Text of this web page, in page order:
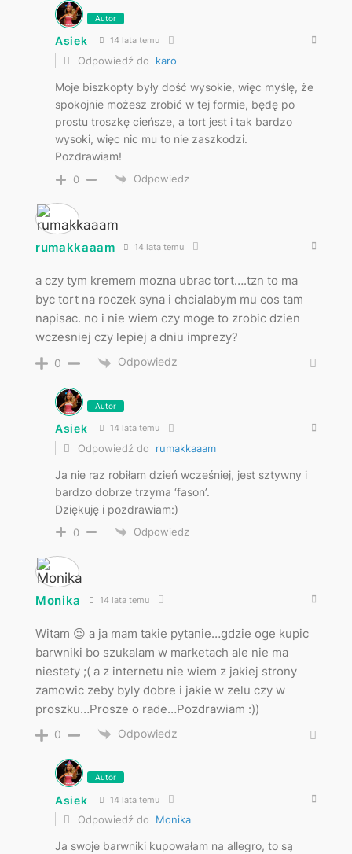
Autor
Asiek 14 lata temu
Odpowiedź do karo
Moje biszkopty były dość wysokie, więc myślę, że
spokojnie możesz zrobić w tej formie, będę po
prostu troszkę cieńsze, a tort jest i tak bardzo
wysoki, więc nic mu to nie zaszkodzi.
Pozdrawiam!
0 Odpowiedz
rumakkaaam 14 lata temu
a czy tym kremem mozna ubrac tort….tzn to ma
byc tort na roczek syna i chcialabym mu cos tam
napisac. no i nie wiem czy moge to zrobic dzien
wczesniej czy lepiej a dniu imprezy?
0 Odpowiedz
Autor
Asiek 14 lata temu
Odpowiedź do rumakkaaam
Ja nie raz robiłam dzień wcześniej, jest sztywny i
bardzo dobrze trzyma ‘fason’.
Dziękuję i pozdrawiam:)
0 Odpowiedz
Monika 14 lata temu
Witam 😉 a ja mam takie pytanie…gdzie oge kupic
barwniki bo szukalam w marketach ale nie ma
niestety ;( a z internetu nie wiem z jakiej strony
zamowic zeby byly dobre i jakie w zelu czy w
proszku…Prosze o rade…Pozdrawiam :))
0 Odpowiedz
Autor
Asiek 14 lata temu
Odpowiedź do Monika
Ja swoje barwniki kupowałam na allegro, to są